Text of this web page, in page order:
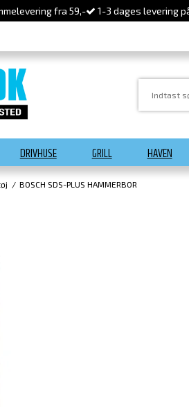
fra 59,- 1-3 dages levering
DRIVHUSE GRILL HAVEN
/ BOSCH SDS-PLUS HAMMERBOR